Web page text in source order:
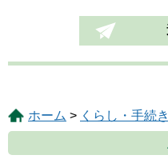
ホーム > くらし・手続き